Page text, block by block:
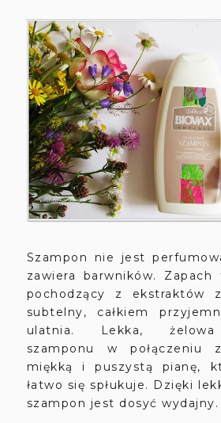
Szampon nie jest
zawiera barwników.
pochodzący z ekstraktów
subtelny, całkiem
ulatnia. Lekka, żelowa
szamponu w połączeniu
miękką i puszystą pianę,
łatwo się spłukuje. Dzięki
szampon jest dosyć wydajny.